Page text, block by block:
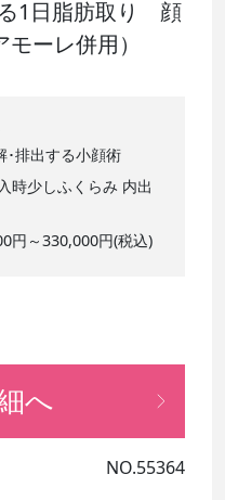
1日脂肪取り 顔
ーレ併用）
･排出する小顔術
時少しふくらみ 内出
円～330,000円(税込)
へ
NO.55364